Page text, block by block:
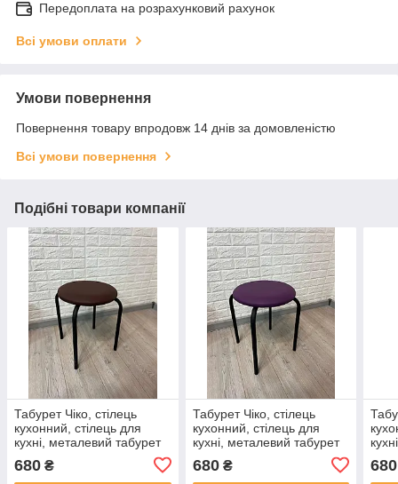
Передоплата на розрахунковий рахунок
Всі умови оплати
Умови повернення
Повернення товару впродовж 14 днів за домовленістю
Всі умови повернення
Подібні товари компанії
Табурет Чіко, стілець
кухонний, стілець для
кухні, металевий табурет
680 ₴
Табурет Чіко, стілець
кухонний, стілець для
кухні, металевий табурет
680₴ 680